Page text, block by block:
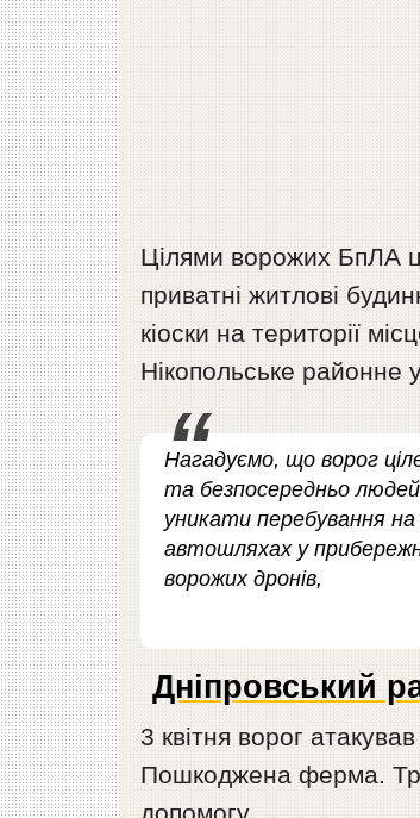
Цілями ворожих БпЛА
приватні житлові
кіоски на території
Нікопольське районне
Нагадуємо, що ворог
та безпосередньо
уникати перебування на
автошляхах у
ворожих дронів,
Дніпровський
3 квітня ворог
Пошкоджена ферма.